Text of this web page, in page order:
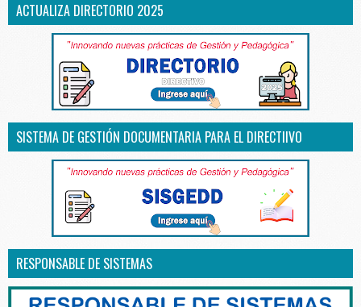
ACTUALIZA DIRECTORIO 2025
SISTEMA DE GESTIÓN DOCUMENTARIA PARA EL DIRECTIIVO
RESPONSABLE DE SISTEMAS